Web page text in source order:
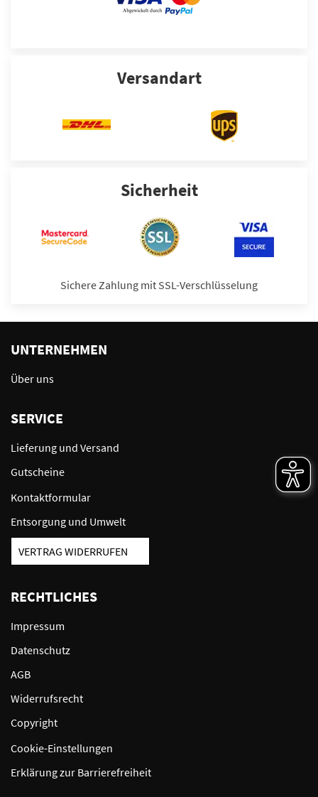
Versandart
Sicherheit
Sichere Zahlung mit SSL-Verschlüsselung
UNTERNEHMEN
Über uns
SERVICE
Lieferung und Versand
Gutscheine
Kontaktformular
Entsorgung und Umwelt
VERTRAG WIDERRUFEN
RECHTLICHES
Impressum
Datenschutz
AGB
Widerrufsrecht
Copyright
Cookie-Einstellungen
Erklärung zur Barrierefreiheit